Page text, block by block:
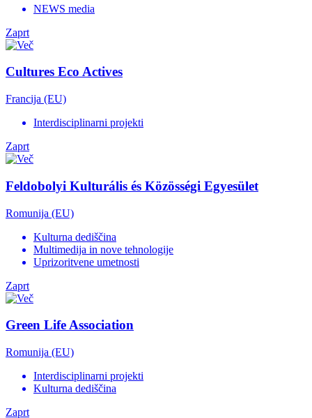
NEWS media
Zaprt
Cultures Eco Actives
Francija (EU)
Interdisciplinarni projekti
Zaprt
Feldobolyi Kulturális és Közösségi Egyesület
Romunija (EU)
Kulturna dediščina
Multimedija in nove tehnologije
Uprizoritvene umetnosti
Zaprt
Green Life Association
Romunija (EU)
Interdisciplinarni projekti
Kulturna dediščina
Zaprt